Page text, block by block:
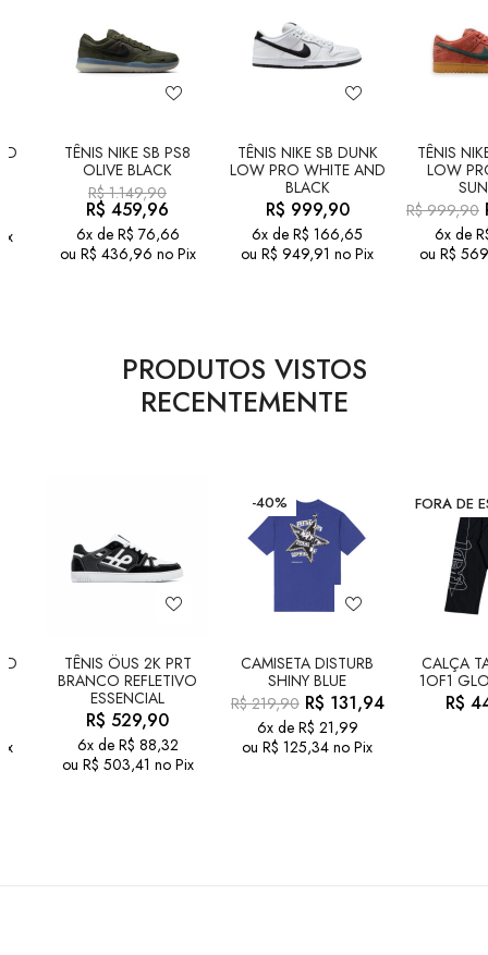
TÊNIS NIKE SB PS8
OLIVE BLACK
R$1.149,90
R$ 459,96
6x de R$ 76,66
ou R$ 436,96 no Pix
TÊNIS NIKE SB DUNK
LOW PRO WHITE AND
BLACK
R$ 999,90
6x de R$ 166,65
ou R$ 949,91 no Pix
TÊNIS
LOW
R$999,90
6x de
ou R$
PRODUTOS VISTOS
RECENTEMENTE
TÊNIS ÖUS 2K PRT
BRANCO REFLETIVO
ESSENCIAL
R$ 529,90
6x de R$ 88,32
ou R$ 503,41 no Pix
-40%
CAMISETA DISTURB
SHINY BLUE
R$219,90 R$ 131,94
6x de R$ 21,99
ou R$ 125,34 no Pix
FORA DE
CALÇA
1OF1
R$